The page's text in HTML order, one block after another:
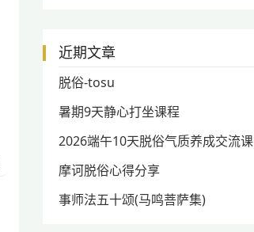
近期文章
脱俗-tosu
暑期9天静心打坐课程
2026端午10天脱俗气质养成交流课
摩诃脱俗心得分享
事师法五十颂(马鸣菩萨集)